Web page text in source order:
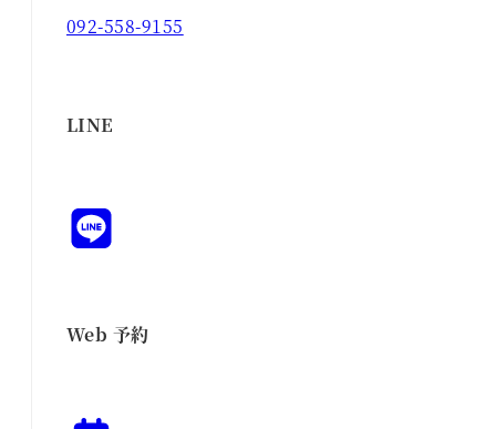
092-558-9155
LINE
Web 予約